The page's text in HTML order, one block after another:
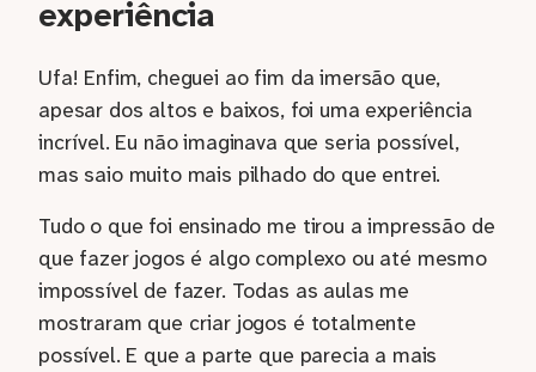
experiência
Ufa! Enfim, cheguei ao fim da imersão que,
apesar dos altos e baixos, foi uma experiência
incrível. Eu não imaginava que seria possível,
mas saio muito mais pilhado do que entrei.
Tudo o que foi ensinado me tirou a impressão de
que fazer jogos é algo complexo ou até mesmo
impossível de fazer. Todas as aulas me
mostraram que criar jogos é totalmente
possível. E que a parte que parecia a mais